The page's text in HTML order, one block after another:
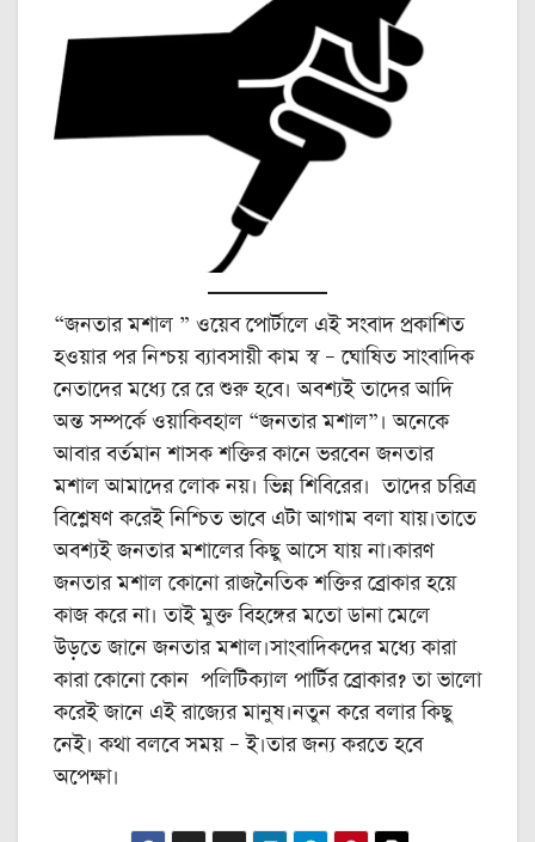
“জনতার মশাল ” ওয়েব পোর্টালে এই সংবাদ প্রকাশিত
হওয়ার পর নিশ্চয় ব্যাবসায়ী কাম স্ব – ঘোষিত সাংবাদিক
নেতাদের মধ্যে রে রে শুরু হবে। অবশ্যই তাদের আদি
অন্ত সম্পর্কে ওয়াকিবহাল “জনতার মশাল”। অনেকে
আবার বর্তমান শাসক শক্তির কানে ভরবেন জনতার
মশাল আমাদের লোক নয়। ভিন্ন শিবিরের। তাদের চরিত্র
বিশ্লেষণ করেই নিশ্চিত ভাবে এটা আগাম বলা যায়।তাতে
অবশ্যই জনতার মশালের কিছু আসে যায় না।কারণ
জনতার মশাল কোনো রাজনৈতিক শক্তির ব্রোকার হয়ে
কাজ করে না। তাই মুক্ত বিহঙ্গের মতো ডানা মেলে
উড়তে জানে জনতার মশাল।সাংবাদিকদের মধ্যে কারা
কারা কোনো কোন পলিটিক্যাল পার্টির ব্রোকার? তা ভালো
করেই জানে এই রাজ্যের মানুষ।নতুন করে বলার কিছু
নেই। কথা বলবে সময় – ই।তার জন্য করতে হবে
অপেক্ষা।